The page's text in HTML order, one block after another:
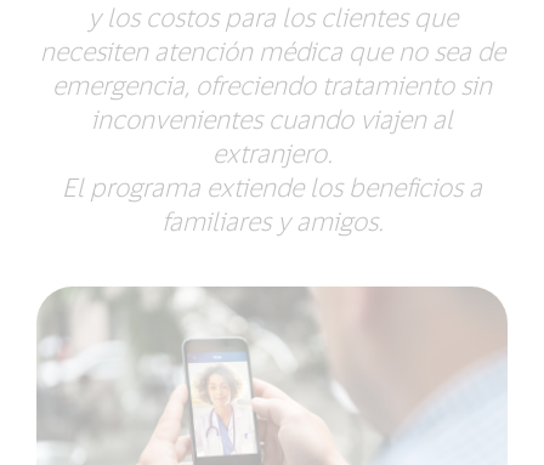
y los costos para los clientes que
necesiten atención médica que no sea de
emergencia, ofreciendo tratamiento sin
inconvenientes cuando viajen al
extranjero.
El programa extiende los beneficios a
familiares y amigos.